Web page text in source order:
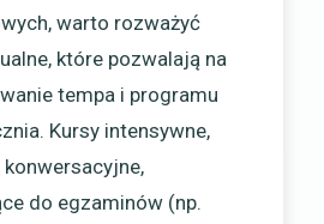
warto rozważyć
które pozwalają na
tempa i programu
Kursy intensywne,
do egzaminów (np.